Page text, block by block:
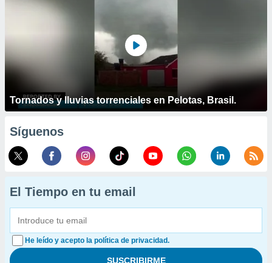
Tornados y lluvias torrenciales en Pelotas, Brasil.
Síguenos
El Tiempo en tu email
He leído y acepto la política de privacidad.